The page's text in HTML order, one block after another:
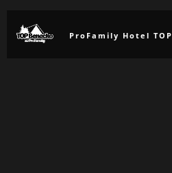
ProFamily Hotel TOP